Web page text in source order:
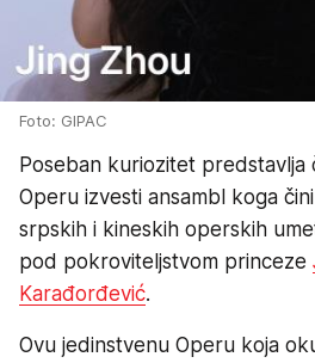
Foto: GIPAC
Poseban kuriozitet predstavlja
Operu izvesti ansambl koga
srpskih i kineskih operskih
pod pokroviteljstvom princeze
Karađorđević.
Ovu jedinstvenu Operu koja